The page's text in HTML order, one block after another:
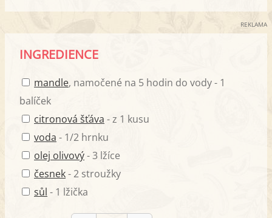
REKLAMA
INGREDIENCE
mandle, namočené na 5 hodin do vody - 1
balíček
citronová šťáva - z 1 kusu
voda - 1/2 hrnku
olej olivový- 3 lžíce
česnek- 2 stroužky
sůl - 1 lžička